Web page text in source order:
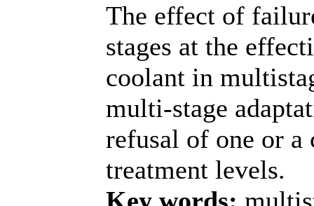
The effect of
stages at the
coolant in
multi-stage
refusal of one or
treatment levels.